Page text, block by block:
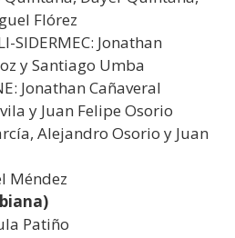
Flórez
SIDERMEC: Jonathan
y Santiago Umba
Jonathan Cañaveral
y Juan Felipe Osorio
Alejandro Osorio y Juan
Méndez
Patiño